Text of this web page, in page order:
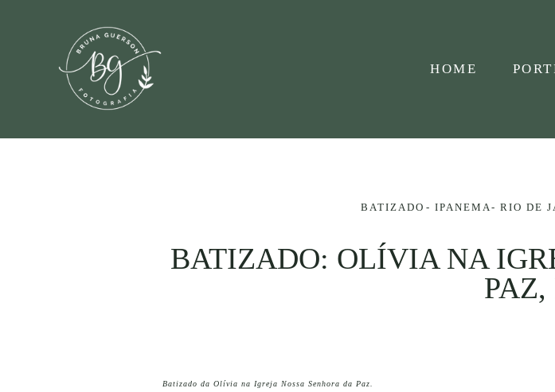
HOME
BATIZADO IPANEMA- RIO DE
BATIZADO: OLÍVIA NA
PAZ,
Batizado da Olívia na Igreja Nossa Senhora da Paz.